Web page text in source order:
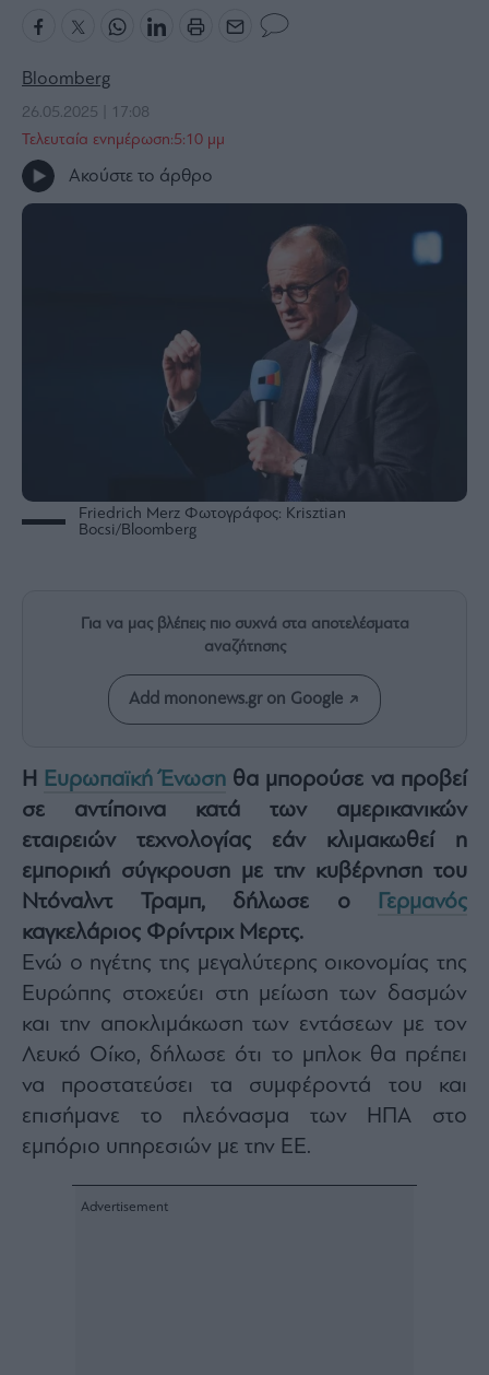
Wiseman
Room
301
My
Άρθρα
Auto
Life
Style
Υγεία
Architecture
&
Design
Fashion
&
Art
Watches
Yachts
Table
For
Two
Bloomberg
26.05.2025 | 17:08
Τελευταία ενημέρωση:5:10 μμ
Ακούστε το άρθρο
Friedrich Merz Φωτογράφος: Krisztian
Bocsi/Bloomberg
Για να μας βλέπεις πιο συχνά στα αποτελέσματα
αναζήτησης
Add mononews.gr on Google
Η Ευρωπαϊκή Ένωσηθα μπορούσε να προβεί
σε αντίποινα κατά των αμερικανικών
εταιρειών τεχνολογίας εάν κλιμακωθεί η
εμπορική σύγκρουση με την κυβέρνηση του
Ντόναλντ Τραμπ, δήλωσε ο
Γερμανός
καγκελάριος Φρίντριχ Μερτς.
Ενώ ο ηγέτης της μεγαλύτερης οικονομίας της
Ευρώπης στοχεύει στη μείωση των δασμών
και την αποκλιμάκωση των εντάσεων με τον
Λευκό Οίκο, δήλωσε ότι το μπλοκ θα πρέπει
να προστατεύσει τα συμφέροντά του και
επισήμανε το πλεόνασμα των ΗΠΑ στο
εμπόριο υπηρεσιών με την ΕΕ.